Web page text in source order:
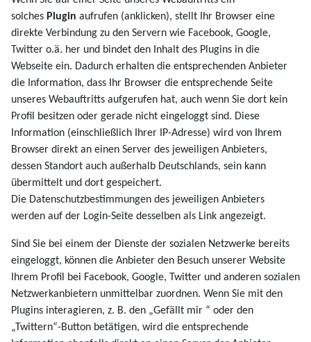
solches Plugin aufrufen (anklicken), stellt Ihr Browser eine
direkte Verbindung zu den Servern wie Facebook, Google,
Twitter o.ä. her und bindet den Inhalt des Plugins in die
Webseite ein. Dadurch erhalten die entsprechenden Anbieter
die Information, dass Ihr Browser die entsprechende Seite
unseres Webauftritts aufgerufen hat, auch wenn Sie dort kein
Profil besitzen oder gerade nicht eingeloggt sind. Diese
Information (einschließlich Ihrer IP-Adresse) wird von Ihrem
Browser direkt an einen Server des jeweiligen Anbieters,
dessen Standort auch außerhalb Deutschlands, sein kann
übermittelt und dort gespeichert.
Die Datenschutzbestimmungen des jeweiligen Anbieters
werden auf der Login-Seite desselben als Link angezeigt.
Sind Sie bei einem der Dienste der sozialen Netzwerke bereits
eingeloggt, können die Anbieter den Besuch unserer Website
Ihrem Profil bei Facebook, Google, Twitter und anderen sozialen
Netzwerkanbietern unmittelbar zuordnen. Wenn Sie mit den
Plugins interagieren, z. B. den „Gefällt mir “ oder den
„Twittern“-Button betätigen, wird die entsprechende